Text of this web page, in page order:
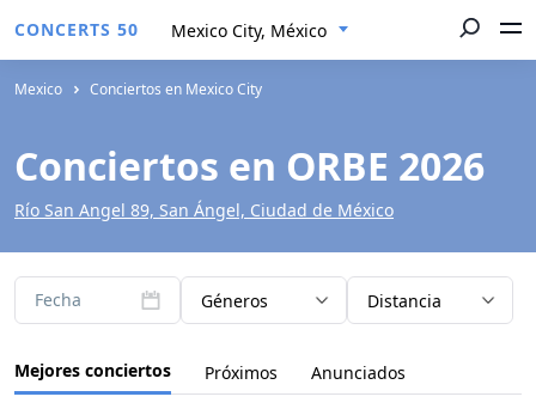
CONCERTS 50 Mexico City, México
Mexico Conciertos en Mexico City
Conciertos en ORBE 2026
Río San Angel 89, San Ángel, Ciudad de México
Fecha Géneros Distancia
Mejores conciertos Próximos Anunciados